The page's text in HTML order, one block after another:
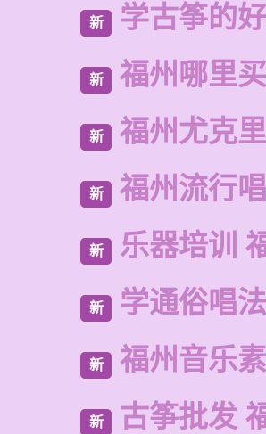
新 学古筝的
新 福州哪里
新 福州尤克
新 福州流行
新 乐器培训
新 学通俗唱
新 福州音乐
新 古筝批发